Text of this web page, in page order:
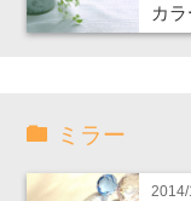
カ
ミラー